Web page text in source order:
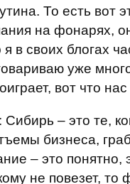
То есть вот
на фонарях,
в своих блогах
уже
вот что нас
– это те,
бизнеса,
– это понятно,
не повезет, то